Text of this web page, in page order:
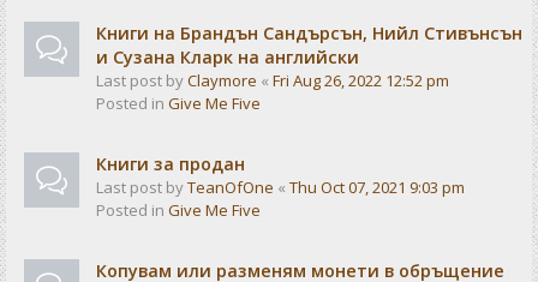
Книги на Брандън Сандърсън, Нийл Стивънсън
и Сузана Кларк на английски
Last post byClaymore « Fri Aug 26, 2022 12:52 pm
Posted in Give Me Five
Книги за продан
Last post byTeanOfOne « Thu Oct 07, 2021 9:03 pm
Posted in Give Me Five
Копувам или разменям монети в обръщение